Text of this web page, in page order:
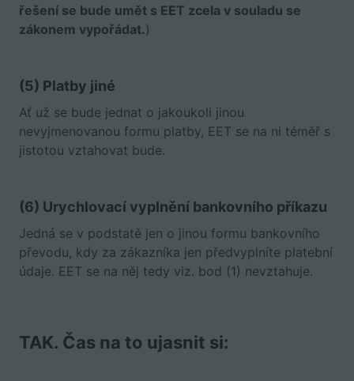
řešení se bude umět s EET zcela v souladu se
zákonem vypořádat.)
(5) Platby jiné
Ať už se bude jednat o jakoukoli jinou
nevyjmenovanou formu platby, EET se na ni téměř s
jistotou vztahovat bude.
(6) Urychlovací vyplnění bankovního příkazu
Jedná se v podstatě jen o jinou formu bankovního
převodu, kdy za zákazníka jen předvyplníte platební
údaje. EET se na něj tedy viz. bod (1) nevztahuje.
TAK. Čas na to ujasnit si: